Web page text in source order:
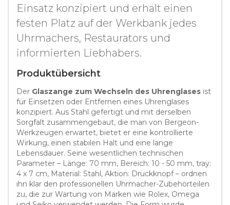
Einsatz konzipiert und erhält einen
festen Platz auf der Werkbank jedes
Uhrmachers, Restaurators und
informierten Liebhabers.
Produktübersicht
Der Glaszange zum Wechseln des Uhrenglases ist
für Einsetzen oder Entfernen eines Uhrenglases
konzipiert. Aus Stahl gefertigt und mit derselben
Sorgfalt zusammengebaut, die man von Bergeon-
Werkzeugen erwartet, bietet er eine kontrollierte
Wirkung, einen stabilen Halt und eine lange
Lebensdauer. Seine wesentlichen technischen
Parameter – Länge: 70 mm, Bereich: 10 - 50 mm, tray:
4 x 7 cm, Material: Stahl, Aktion: Druckknopf – ordnen
ihn klar den professionellen Uhrmacher-Zubehörteilen
zu, die zur Wartung von Marken wie Rolex, Omega